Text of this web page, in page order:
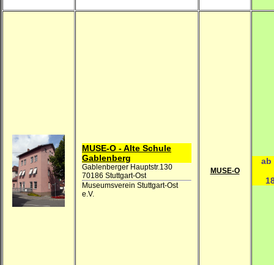
MUSE-O - Alte Schule
Gablenberg
Gablenberger Hauptstr.130
70186 Stuttgart-Ost
Museumsverein Stuttgart-Ost
e.V.
MUSE-O
ab